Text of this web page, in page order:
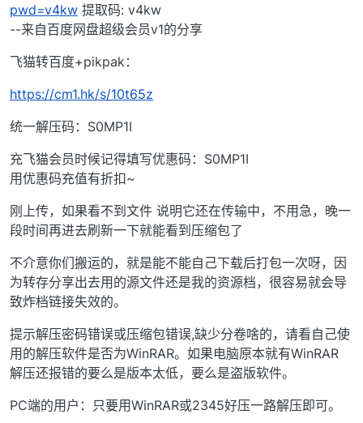
pwd=v4kw 提取码: v4kw
--来自百度网盘超级会员v1的分享
飞猫转百度+pikpak：
https://cm1.hk/s/10t65z
统一解压码：S0MP1I
充飞猫会员时候记得填写优惠码：S0MP1I
用优惠码充值有折扣~
刚上传，如果看不到文件 说明它还在传输中，不用急，晚一
段时间再进去刷新一下就能看到压缩包了
不介意你们搬运的，就是能不能自己下载后打包一次呀，因
为转存分享出去用的源文件还是我的资源档，很容易就会导
致炸档链接失效的。
提示解压密码错误或压缩包错误,缺少分卷啥的，请看自己使
用的解压软件是否为WinRAR。如果电脑原本就有WinRAR
解压还报错的要么是版本太低，要么是盗版软件。
PC端的用户：只要用WinRAR或2345好压一路解压即可。